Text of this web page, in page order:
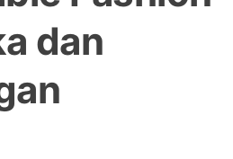
dan